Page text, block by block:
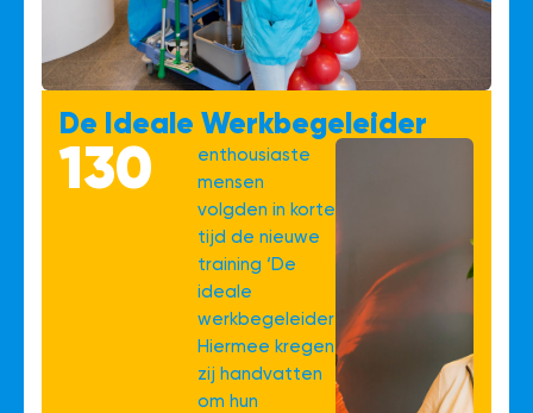
De Ideale Werkbegeleider
130
enthousiaste
mensen
volgden in korte
tijd de nieuwe
training ‘De
ideale
werkbegeleider’.
Hiermee kregen
zij handvatten
om hun